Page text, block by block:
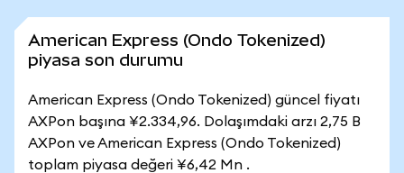
American Express (Ondo Tokenized)
piyasa son durumu
American Express (Ondo Tokenized) güncel fiyatı
AXPon başına ¥2.334,96. Dolaşımdaki arzı 2,75 B
AXPon ve American Express (Ondo Tokenized)
toplam piyasa değeri ¥6,42 Mn .